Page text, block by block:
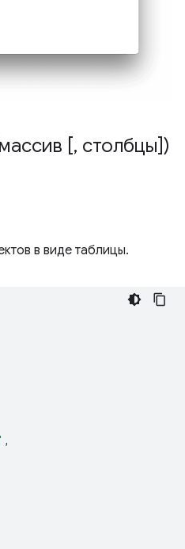
[, столбцы])
в виде таблицы.
,